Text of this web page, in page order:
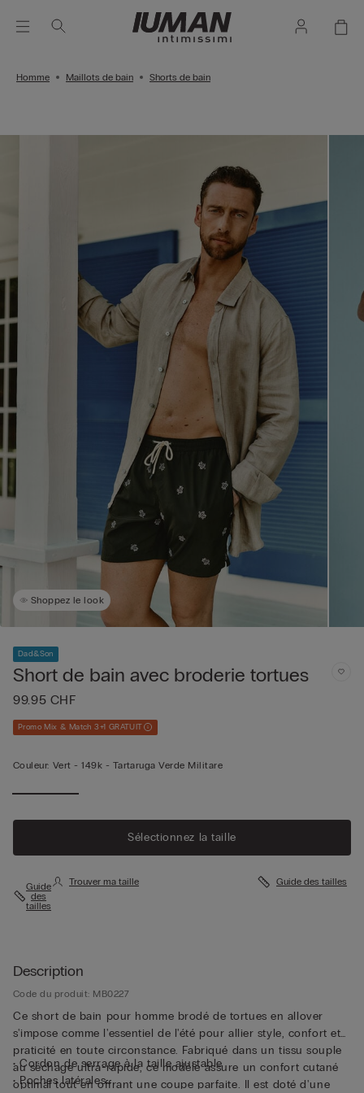
Homme Maillots de bain Shorts de bain
Shoppez le look
Dad&Son
Short de bain avec broderie tortues
99.95 CHF
Promo Mix & Match 3+1 GRATUIT
Couleur: Vert -149k - Tartaruga Verde Militare
Sélectionnez la taille
Guide
des
tailles
Trouver ma taille Guide des tailles
Description
Code du produit: MB0227
Ce short de bain pour homme brodé de tortues en allover
s'impose comme l'essentiel de l'été pour allier style, confort et
praticité en toute circonstance. Fabriqué dans un tissu souple
au séchage ultra-rapide, ce modèle assure un confort cutané
optimal tout en offrant une coupe parfaite. Il est doté d'une
• Cordon de serrage à la taille ajustable
• Poches latérales